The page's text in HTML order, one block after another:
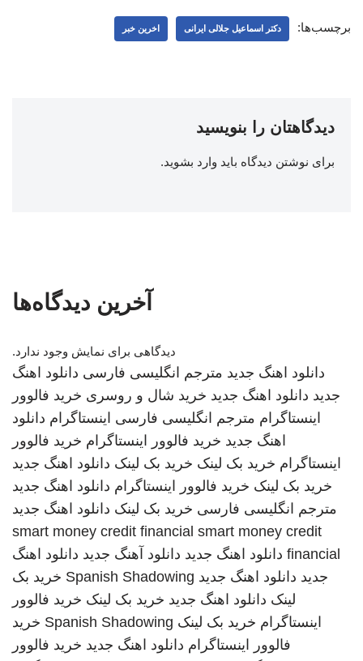
برچسب‌ها: دکتر اسماعیل جلالی ایرانی اخرین خبر
دیدگاهتان را بنویسید
برای نوشتن دیدگاه باید وارد بشوید.
آخرین دیدگاه‌ها
دیدگاهی برای نمایش وجود ندارد.
دانلود اهنگ جدید مترجم انگلیسی فارسی دانلود اهنگ
جدید دانلود اهنگ جدید خرید شال و روسری خرید فالوور
اینستاگرام مترجم انگلیسی فارسی اینستاگرام دانلود
اهنگ جدید خرید فالوور اینستاگرام خرید فالوور
اینستاگرام خرید بک لینک خرید بک لینک دانلود اهنگ جدید
خرید بک لینک خرید فالوور اینستاگرام دانلود اهنگ جدید
مترجم انگلیسی فارسی خرید بک لینک دانلود اهنگ جدید
smart money credit financial smart money credit
financial دانلود اهنگ جدید دانلود آهنگ جدید دانلود اهنگ
جدید دانلود اهنگ جدید Spanish Shadowing خرید بک
لینک دانلود اهنگ جدید خرید بک لینک خرید فالوور
اینستاگرام خرید بک لینک Spanish Shadowing خرید
فالوور اینستاگرام دانلود اهنگ جدید خرید فالوور